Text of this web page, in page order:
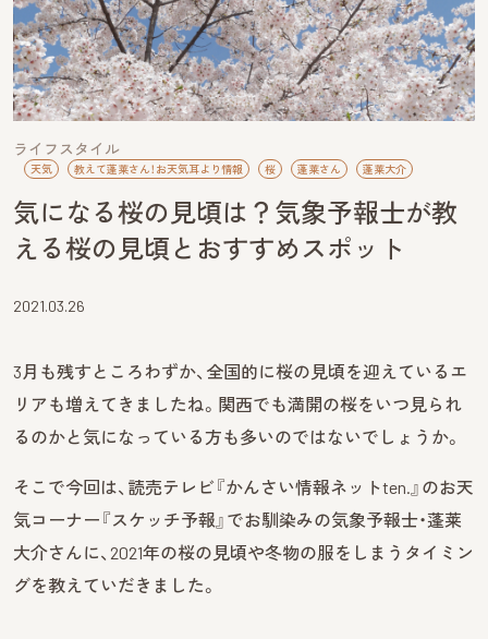
ライフスタイル
天気 教えて蓬莱さん！お天気耳より情報 桜 蓬莱さん 蓬莱大介
気になる桜の見頃は？気象予報士が教
える桜の見頃とおすすめスポット
2021.03.26
3月も残すところわずか、全国的に桜の見頃を迎えているエ
リアも増えてきましたね。関西でも満開の桜をいつ見られ
るのかと気になっている方も多いのではないでしょうか。
そこで今回は、読売テレビ『かんさい情報ネットten.』のお天
気コーナー『スケッチ予報』でお馴染みの気象予報士・蓬莱
大介さんに、2021年の桜の見頃や冬物の服をしまうタイミン
グを教えていだきました。